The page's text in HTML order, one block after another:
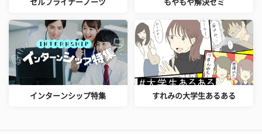
セルフライナーノーツ もやもや解決ゼミ
インターンシップ特集 すれみの大学生あるある